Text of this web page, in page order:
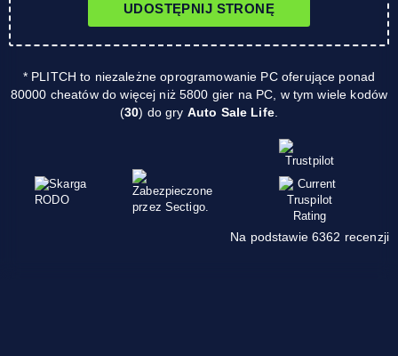
UDOSTĘPNIJ STRONĘ
* PLITCH to niezależne oprogramowanie PC oferujące ponad
80000 cheatów do więcej niż 5800 gier na PC, w tym wiele kodów
(30) do gry Auto Sale Life.
Na podstawie 6362 recenzji